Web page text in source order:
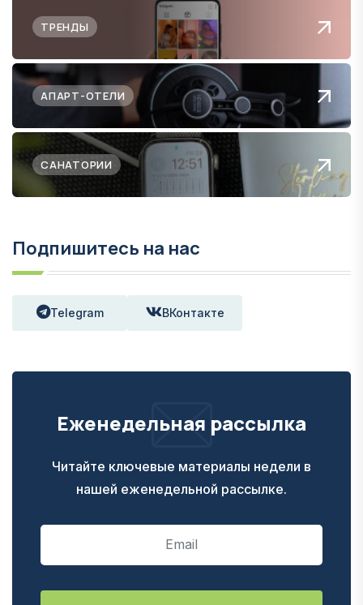
ТРЕНДЫ
АПАРТ-ОТЕЛИ
САНАТОРИИ
Подпишитесь на нас
Telegram ВКонтакте
Еженедельная рассылка
Читайте ключевые материалы недели в
нашей еженедельной рассылке.